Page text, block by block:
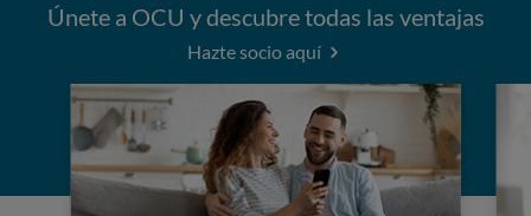
Únete a OCU y descubre todas las ventajas
Hazte socio aquí